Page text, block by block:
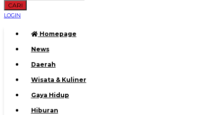
CARI
LOGIN
Homepage
News
Daerah
Wisata & Kuliner
Gaya Hidup
Hiburan